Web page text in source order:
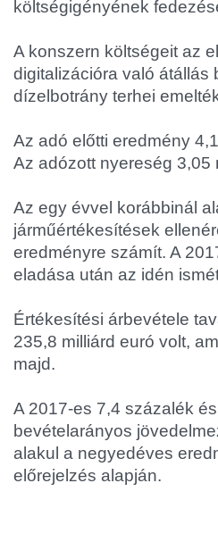
költségigényének
A konszern költségeit az
digitalizációra való
dízelbotrány terhei
Az adó előtti eredmény
Az adózott nyereség 3,05
Az egy évvel korábbinál
járműértékesítések
eredményre számít. A
eladása után az idén
Értékesítési árbevétele
235,8 milliárd euró volt,
majd.
A 2017-es 7,4 százalék
bevételarányos
alakul a negyedéves
előrejelzés alapján.